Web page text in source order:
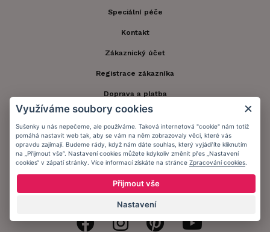
Speciální péče
Kontakt
Zákaznický účet
Registrace zákazníka
Doprava a platba
Obchodní podmínky
Ochrana osobních údajů
Informační memorandum
Zůstaňte s námi v kontaktu.
Využíváme soubory cookies
Sušenky u nás nepečeme, ale používáme. Taková internetová "cookie" nám totiž
pomáhá nastavit web tak, aby se vám na něm zobrazovaly věci, které vás
opravdu zajímají. Budeme rády, když nám dáte souhlas, který vyjádříte kliknutím
na „Přijmout vše“. Nastavení cookies můžete kdykoliv změnit přes „Nastavení
cookies“ v zápatí stránky. Více informací získáte na stránce Zpracování cookies
Přijmout vše
Nastavení